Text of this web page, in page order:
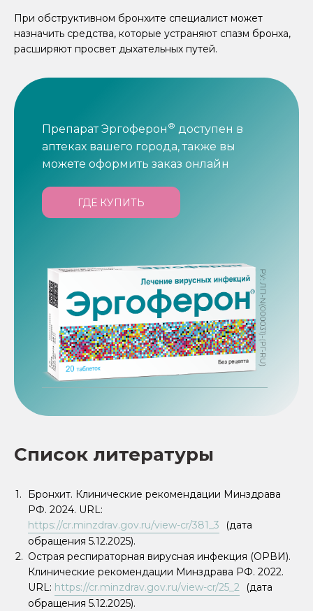
При обструктивном бронхите специалист может
назначить средства, которые устраняют спазм бронха,
расширяют просвет дыхательных путей.
Препарат Эргоферон ® доступен в
аптеках вашего города, также вы
можете оформить заказ онлайн
ГДЕ КУПИТЬ
Список литературы
Бронхит. Клинические рекомендации Минздрава
РФ. 2024. URL:
https://cr.minzdrav.gov.ru/view-cr/381_3
(дата
обращения 5.12.2025).
Острая респираторная вирусная инфекция (ОРВИ).
Клинические рекомендации Минздрава РФ. 2022.
URL: https://cr.minzdrav.gov.ru/view-cr/25_2
(дата
обращения 5.12.2025).